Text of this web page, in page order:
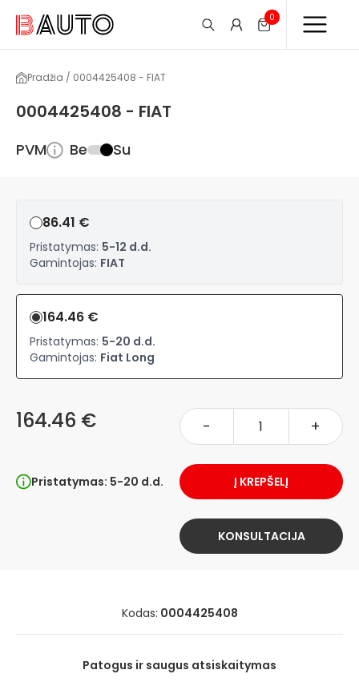
0
Pradžia / 0004425408 - FIAT
0004425408 - FIAT
PVM Be Su
86.41 €
Pristatymas: 5-12 d.d.
Gamintojas: FIAT
164.46 €
Pristatymas: 5-20 d.d.
Gamintojas: Fiat Long
164.46 € - +
Pristatymas: 5-20 d.d. Į KREPŠELĮ
KONSULTACIJA
Kodas: 0004425408
Patogus ir saugus atsiskaitymas